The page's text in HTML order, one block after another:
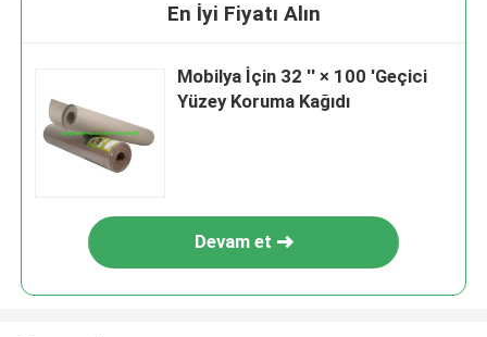
En İyi Fiyatı Alın
Mobilya İçin 32 '' × 100 'Geçici
Yüzey Koruma Kağıdı
Devam et